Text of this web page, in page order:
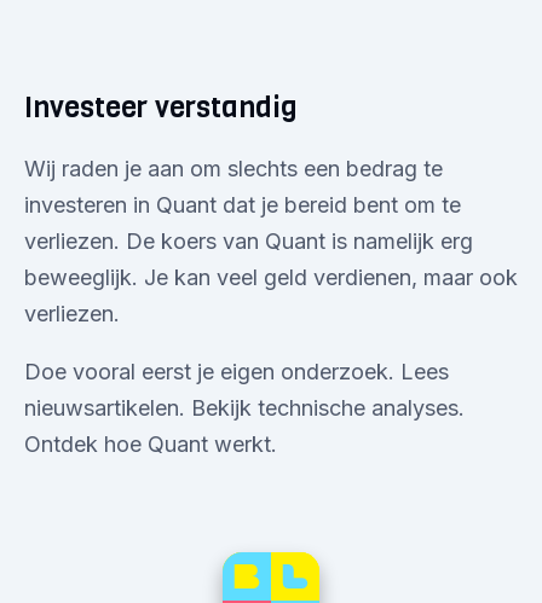
Investeer verstandig
Wij raden je aan om slechts een bedrag te
investeren in Quant dat je bereid bent om te
verliezen. De koers van Quant is namelijk erg
beweeglijk. Je kan veel geld verdienen, maar ook
verliezen.
Doe vooral eerst je eigen onderzoek. Lees
nieuwsartikelen. Bekijk technische analyses.
Ontdek hoe Quant werkt.